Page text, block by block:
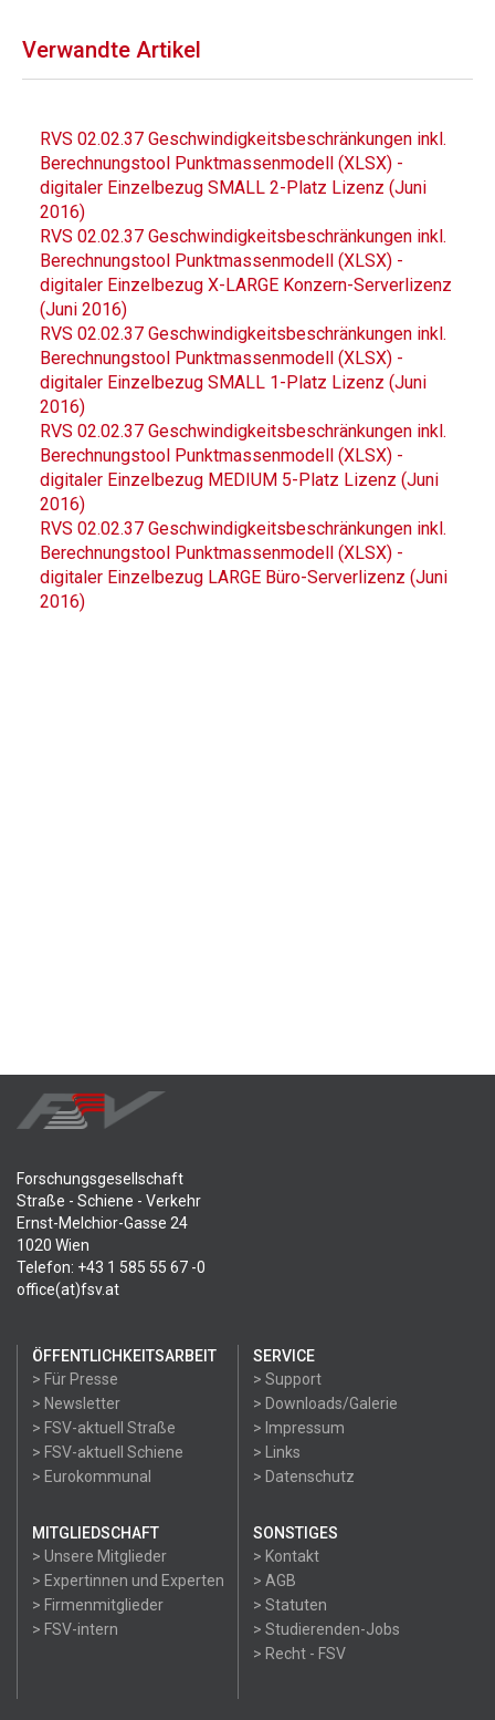
Verwandte Artikel
RVS 02.02.37 Geschwindigkeitsbeschränkungen inkl.
Berechnungstool Punktmassenmodell (XLSX) -
digitaler Einzelbezug SMALL 2-Platz Lizenz (Juni
2016)
RVS 02.02.37 Geschwindigkeitsbeschränkungen inkl.
Berechnungstool Punktmassenmodell (XLSX) -
digitaler Einzelbezug X-LARGE Konzern-Serverlizenz
(Juni 2016)
RVS 02.02.37 Geschwindigkeitsbeschränkungen inkl.
Berechnungstool Punktmassenmodell (XLSX) -
digitaler Einzelbezug SMALL 1-Platz Lizenz (Juni
2016)
RVS 02.02.37 Geschwindigkeitsbeschränkungen inkl.
Berechnungstool Punktmassenmodell (XLSX) -
digitaler Einzelbezug MEDIUM 5-Platz Lizenz (Juni
2016)
RVS 02.02.37 Geschwindigkeitsbeschränkungen inkl.
Berechnungstool Punktmassenmodell (XLSX) -
digitaler Einzelbezug LARGE Büro-Serverlizenz (Juni
2016)
Forschungsgesellschaft
Straße - Schiene - Verkehr
Ernst-Melchior-Gasse 24
1020 Wien
Telefon: +43 1 585 55 67 -0
office(at)fsv.at
ÖFFENTLICHKEITSARBEIT
> Für Presse
> Newsletter
> FSV-aktuell Straße
> FSV-aktuell Schiene
> Eurokommunal
SERVICE
> Support
> Downloads/Galerie
> Impressum
> Links
> Datenschutz
MITGLIEDSCHAFT
> Unsere Mitglieder
> Expertinnen und Experten
> Firmenmitglieder
> FSV-intern
SONSTIGES
> Kontakt
> AGB
> Statuten
> Studierenden-Jobs
> Recht - FSV